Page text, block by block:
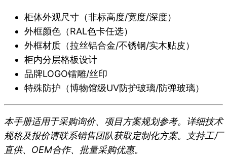
柜体外观尺寸（非标高度/宽度/深度）
外框颜色（RAL色卡任选）
外框材质（拉丝铝合金/不锈钢/实木贴皮）
柜内分层格板设计
品牌LOGO镭雕/丝印
特殊防护（博物馆级UV防护玻璃/防弹玻璃）
本手册适用于采购询价、项目方案规划参考。详细技术
规格及报价请联系销售团队获取定制化方案。支持工厂
直供、OEM合作、批量采购优惠。